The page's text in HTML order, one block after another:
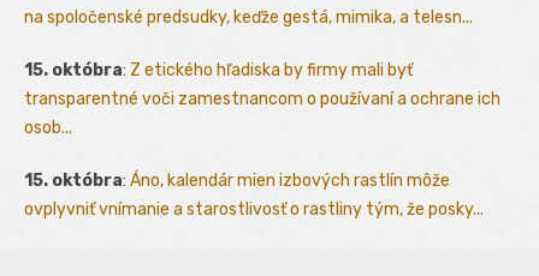
na spoločenské predsudky, keďže gestá, mimika, a telesn...
15. októbra: Z etického hľadiska by firmy mali byť
transparentné voči zamestnancom o používaní a ochrane ich
osob...
15. októbra: Áno, kalendár mien izbových rastlín môže
ovplyvniť vnímanie a starostlivosť o rastliny tým, že posky...